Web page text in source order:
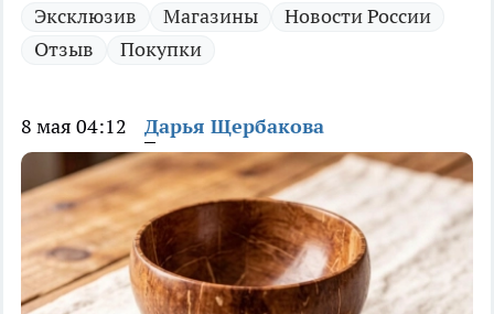
Эксклюзив Магазины
Новости России
Отзыв
Покупки
8 мая 04:12 Дарья Щербакова